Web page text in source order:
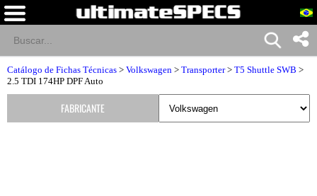
Catálogo de Fichas Técnicas > Volkswagen > Transporter> T5 Shuttle SWB >
2.5 TDI 174HP DPF Auto
FABRICANTE